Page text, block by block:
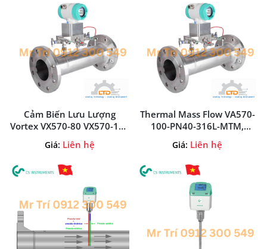
Cảm Biến Lưu Lượng
Vortex VX570-80 VX570-100
VX570-150 CS-Instruments
Việt Nam
Giá: Liên hệ
Thermal Mass Flow VA570-
100-PN40-316L-MTM,
VA570-200-PN16-304-VT
CS-Instruments Việt Nam
Giá: Liên hệ